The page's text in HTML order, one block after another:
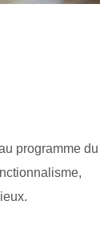
programme du